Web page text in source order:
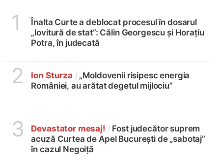
1
Înalta Curte a deblocat procesul în dosarul
„lovitură de stat”: Călin Georgescu și Horațiu
Potra, în judecată
2 Ion Sturza /„Moldovenii risipesc energia
României, au arătat degetul mijlociu”
3 Devastator mesaj! / Fost judecător suprem
acuză Curtea de Apel București de „sabotaj”
în cazul Negoiță